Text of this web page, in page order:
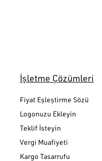
İşletme Çözümleri
Fiyat Eşleştirme Sözü
Logonuzu Ekleyin
Teklif İsteyin
Vergi Muafiyeti
Kargo Tasarrufu